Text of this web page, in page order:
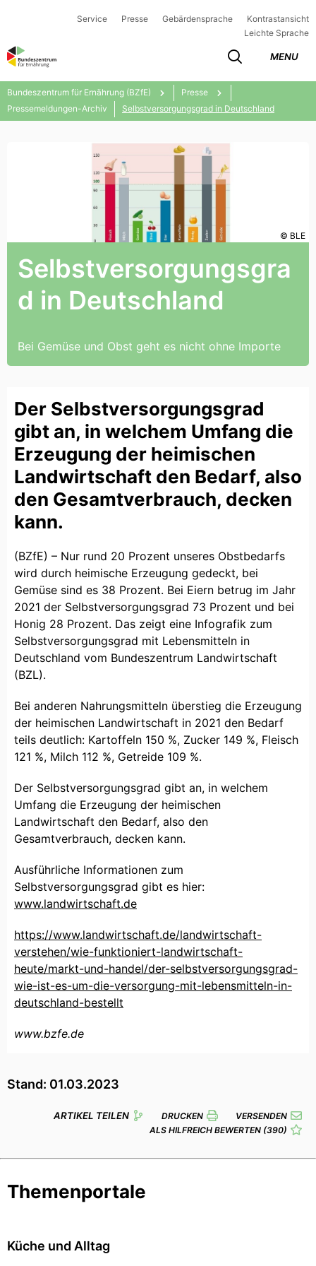
Service Presse Gebärdensprache
Kontrastansicht
Leichte Sprache
MENU
Bundeszentrum für Ernährung (BZfE)
Presse
Pressemeldungen-Archiv
Selbstversorgungsgrad in Deutschland
Selbstversorgungsgra
d in Deutschland
Bei Gemüse und Obst geht es nicht ohne Importe
© BLE
Der Selbstversorgungsgrad
gibt an, in welchem Umfang die
Erzeugung der heimischen
Landwirtschaft den Bedarf, also
den Gesamtverbrauch, decken
kann.
(BZfE) – Nur rund 20 Prozent unseres Obstbedarfs
wird durch heimische Erzeugung gedeckt, bei
Gemüse sind es 38 Prozent. Bei Eiern betrug im Jahr
2021 der Selbstversorgungsgrad 73 Prozent und bei
Honig 28 Prozent. Das zeigt eine Infografik zum
Selbstversorgungsgrad mit Lebensmitteln in
Deutschland vom Bundeszentrum Landwirtschaft
(BZL).
Bei anderen Nahrungsmitteln überstieg die Erzeugung
der heimischen Landwirtschaft in 2021 den Bedarf
teils deutlich: Kartoffeln 150 %, Zucker 149 %, Fleisch
121 %, Milch 112 %, Getreide 109 %.
Der Selbstversorgungsgrad gibt an, in welchem
Umfang die Erzeugung der heimischen
Landwirtschaft den Bedarf, also den
Gesamtverbrauch, decken kann.
Ausführliche Informationen zum
Selbstversorgungsgrad gibt es hier:
www.landwirtschaft.de
https://www.landwirtschaft.de/landwirtschaft-
verstehen/wie-funktioniert-landwirtschaft-
heute/markt-und-handel/der-selbstversorgungsgrad-
wie-ist-es-um-die-versorgung-mit-lebensmitteln-in-
deutschland-bestellt
www.bzfe.de
Stand: 01.03.2023
ARTIKEL TEILEN DRUCKEN
VERSENDEN
ALS HILFREICH BEWERTEN (390)
Themenportale
Küche und Alltag